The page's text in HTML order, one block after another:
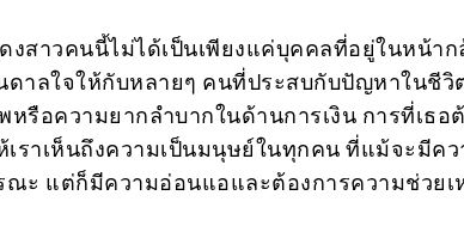
งสาวคนนี้ไม่ได้เป็นเพียงแค่บุคคลที่อยู่ในหน้าก
ดาลใจให้กับหลายๆ คนที่ประสบกับปัญหาในชีวิต
หรือความยากลำบากในด้านการเงิน การที่เธ
เราเห็นถึงความเป็นมนุษย์ในทุกคน ที่แม้จะมีค
ณะ แต่ก็มีความอ่อนแอและต้องการความช่วยเ